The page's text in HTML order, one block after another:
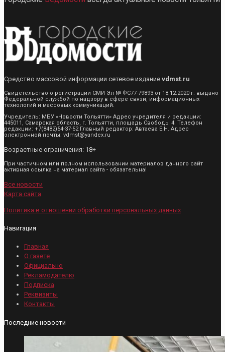
Средство массовой информации сетевое издание vdmst.ru
Свидетельство о регистрации СМИ Эл № ФС77-79893 от 18.12.2020 г. выдано
Федеральной службой по надзору в сфере связи, информационных
технологий и массовых коммуникаций.
Учредитель: МБУ «Новости Тольятти» Адрес учредителя и редакции:
445011, Самарская область, г. Тольятти, площадь Свободы 4. Телефон
редакции: +7(8482)54-37-52 Главный редактор: Автаева Е.Н. Адрес
электронной почты: vdmst@yandex.ru
Возрастные ограничения: 18+
При частичном или полном использовании материалов данного сайт
активная ссылка на материал сайта - обязательна!
Все новости
Карта сайта
Политика в отношении обработки персональных данных
Навигация
Главная
О газете
Официально
Рекламодателю
Подписка
Реквизиты
Контакты
Последние новости